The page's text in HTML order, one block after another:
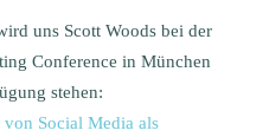
uns Scott Woods bei der
Conference in München
stehen:
Social Media als